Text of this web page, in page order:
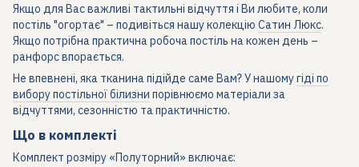
Якщо для Вас важливі тактильні відчуття і Ви любите, коли
постіль "огортає" – подивіться нашу колекцію Сатин Люкс.
Якщо потрібна практична робоча постіль на кожен день –
ранфорс впорається.
Не впевнені, яка тканина підійде саме Вам? У нашомугіді по
вибору постільної білизни порівнюємо матеріали за
відчуттями, сезонністю та практичністю.
Що в комплекті
Комплект розміру «Полуторний» включає: